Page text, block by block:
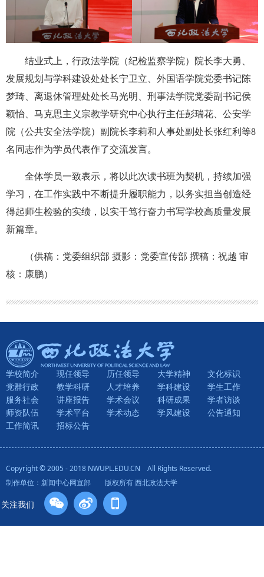
结业式上，行政法学院（纪检监察学院）院长李大勇、
发展规划与学科建设处处长宁卫立、外国语学院党委书记陈
梦琦、离退休管理处处长马光明、刑事法学院党委副书记侯
颖怡、马克思主义宗教学研究中心执行主任彭瑞花、公安学
院（公共安全法学院）副院长李莉和人事处副处长张红利等8
名同志作为学员代表作了交流发言。
全体学员一致表示，将以此次读书班为契机，持续加强
学习，在工作实践中不断提升履职能力，以务实担当创造经
得起师生检验的实绩，以实干笃行奋力书写学校高质量发展
新篇章。
（供稿：党委组织部 摄影：党委宣传部 撰稿：祝越 审
核：康鹏）
学校简介 现任领导 历任领导 大学精神
文化标识
党群行政
教学科研 人才培养 学科建设
学生工作
服务社会
讲座报告 学术会议 科研成果
学者访谈
师资队伍
学术平台 学术动态 学风建设
公告通知
工作简讯
招标公告
Copyright © 2005 - 2018 NWUPL.EDU.CN All Rights Reserved.
制作单位：新闻中心网宣部 版权所有 西北政法大学
关注我们